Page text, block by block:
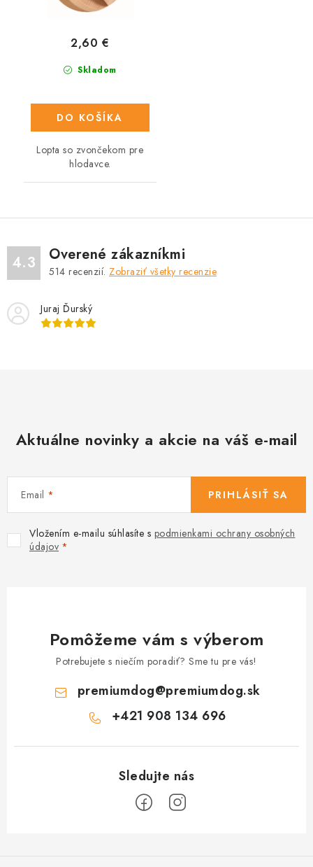
Skladom
2,60 €
DO KOŠÍKA
Lopta so zvončekom pre
hlodavce.
4.3 Overené zákazníkmi
514 recenzií. Zobraziť všetky recenzie
Juraj Ďurský
Aktuálne novinky a akcie na váš e-mail
Email
Vložením e-mailu súhlasíte s podmienkami ochrany osobných
údajov
PRIHLÁSIŤ SA
Pomôžeme vám s výberom
Potrebujete s niečím poradiť? Sme tu pre vás!
premiumdog@premiumdog.sk
+421 908 134 696